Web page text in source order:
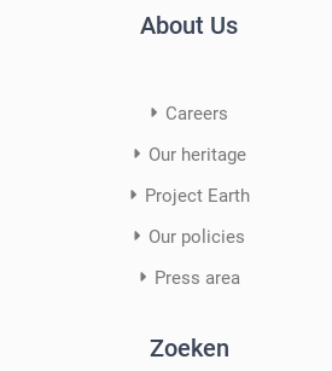
About Us
Careers
Our heritage
Project Earth
Our policies
Press area
Zoeken